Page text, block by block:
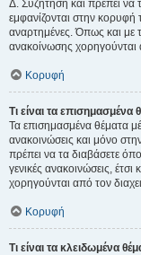
Δ. Συζήτηση και πρέπει να
εμφανίζονται στην κορυφή
αναρτημένες. Όπως και με
ανακοίνωσης χορηγούνται
Κορυφή
Τι είναι τα επισημασμένα
Τα επισημασμένα θέματα
ανακοινώσεις και μόνο
πρέπει να τα διαβάσετε
γενικές ανακοινώσεις,
χορηγούνται από τον
Κορυφή
Τι είναι τα κλειδωμένα